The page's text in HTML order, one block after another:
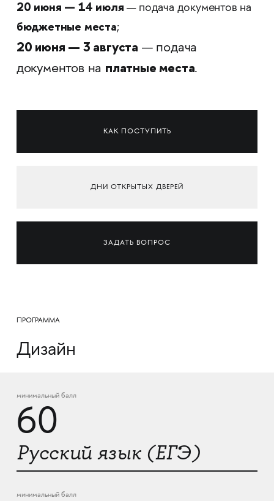
20 июня — 14 июля — подача документов на
бюджетные места;
20 июня — 3 августа — подача
документов на платные места.
КАК ПОСТУПИТЬ
ДНИ ОТКРЫТЫХ ДВЕРЕЙ
ЗАДАТЬ ВОПРОС
ПРОГРАММА
Дизайн
минимальный балл
60
Русский язык (ЕГЭ)
минимальный балл